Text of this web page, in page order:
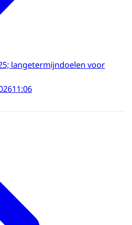
langetermijndoelen voor
11:06